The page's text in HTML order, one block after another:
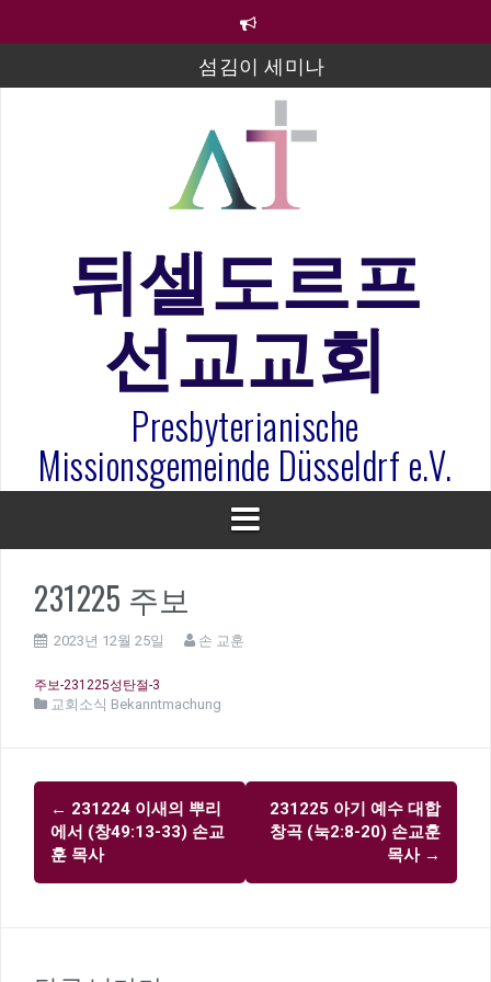
섬김이 세미나
김태희 자매 졸업연주
2023년 어린이 주일 유초등부 발표
라합3 나라 봉헌송
은퇴사-우선화 권사
20260322 주안에 가만히 머물기(요한복음 15:1-17) 손
훈목사
뒤셀도르프
선교교회
Presbyterianische
Missionsgemeinde Düsseldrf e.V.
231225 주보
2023년 12월 25일 손 교훈
주보-231225성탄절-3
교회소식 Bekanntmachung
글
내
비
게
← 231224 이새의 뿌리
에서 (창49:13-33) 손교
훈 목사
231225 아기 예수 대합
창곡 (눅2:8-20) 손교훈
목사 →